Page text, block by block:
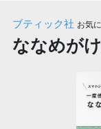
ブティック社 お気
ななめが